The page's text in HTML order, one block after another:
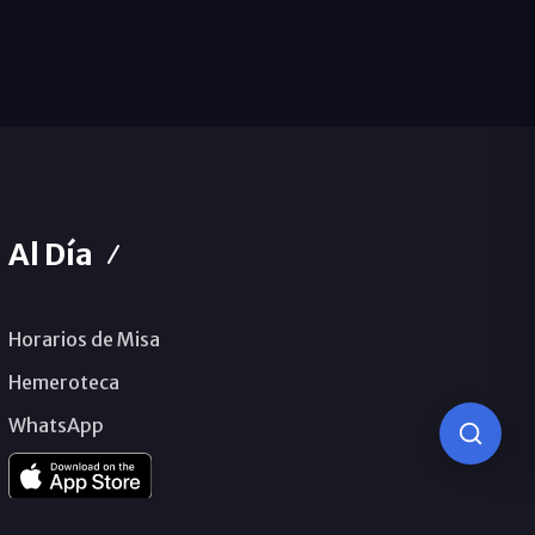
Al Día
Horarios de Misa
Hemeroteca
WhatsApp